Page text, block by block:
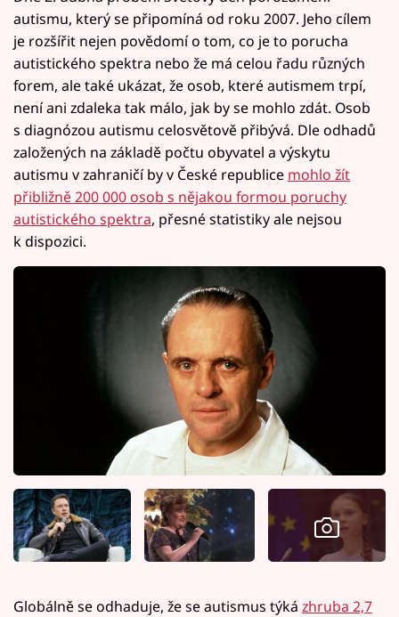
autismu, který se připomíná od roku 2007. Jeho cílem
je rozšířit nejen povědomí o tom, co je to porucha
autistického spektra nebo že má celou řadu různých
forem, ale také ukázat, že osob, které autismem trpí,
není ani zdaleka tak málo, jak by se mohlo zdát. Osob
s diagnózou autismu celosvětově přibývá. Dle odhadů
založených na základě počtu obyvatel a výskytu
autismu v zahraničí by v České republice mohlo žít
přibližně 200 000 osob s nějakou formou poruchy
autistického spektra, přesné statistiky ale nejsou
k dispozici.
Globálně se odhaduje, že se autismus týká zhruba 2,7